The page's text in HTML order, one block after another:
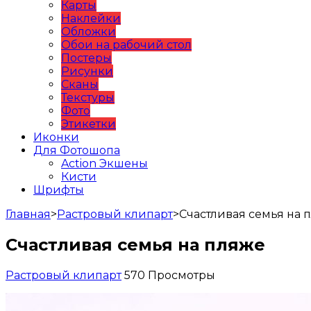
Карты
Наклейки
Обложки
Обои на рабочий стол
Постеры
Рисунки
Сканы
Текстуры
Фото
Этикетки
Иконки
Для Фотошопа
Action Экшены
Кисти
Шрифты
Главная>Растровый клипарт>Счастливая семья на
Счастливая семья на пляже
Растровый клипарт 570 Просмотры